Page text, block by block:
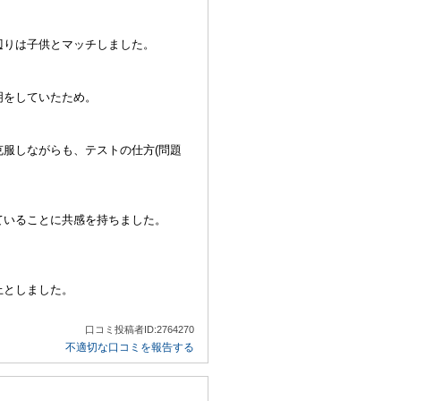
は子供とマッチしました。
していたため。
しながらも、テストの仕方(問題
ることに共感を持ちました。
しました。
口コミ投稿者ID:2764270
不適切な口コミを報告する